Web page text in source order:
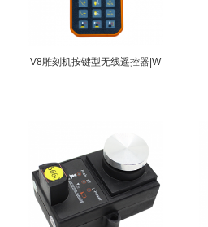
V8雕刻机按键型无线遥控器|W